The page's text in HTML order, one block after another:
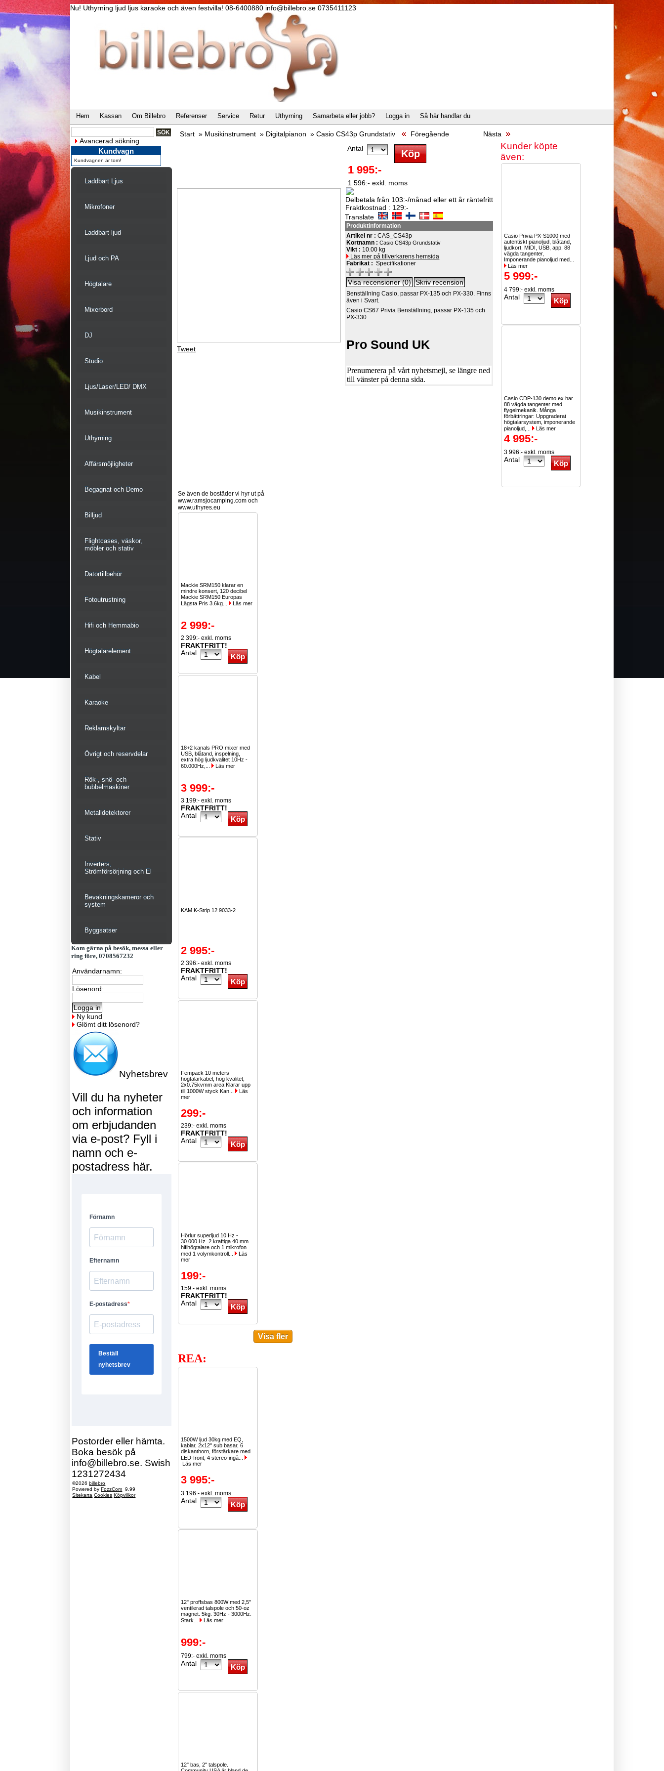
Nu! Uthyrning ljud ljus karaoke och även festvilla! 08-6400880 info@billebro.se 0735411123
Hem Kassan Om Billebro Referenser Service Retur Uthyrning Samarbeta eller jobb? Logga in Så här handlar du
Avancerad sökning
Kundvagn
Kundvagnen är tom!
Laddbart Ljus
Mikrofoner
Laddbart ljud
Ljud och PA
Högtalare
Mixerbord
DJ
Studio
Ljus/Laser/LED/ DMX
Musikinstrument
Uthyrning
Affärsmöjligheter
Begagnat och Demo
Billjud
Flightcases, väskor,
möbler och stativ
Datortillbehör
Fotoutrustning
Hifi och Hemmabio
Högtalarelement
Kabel
Karaoke
Reklamskyltar
Övrigt och reservdelar
Rök-, snö- och
bubbelmaskiner
Metalldetektorer
Stativ
Inverters,
Strömförsörjning och El
Bevakningskameror och
system
Byggsatser
Kom gärna på besök, messa eller
ring före, 0708567232
Användarnamn:
Lösenord:
Ny kund
Glömt ditt lösenord?
Nyhetsbrev
Vill du ha nyheter
och information
om erbjudanden
via e-post? Fyll i
namn och e-
postadress här.
Postorder eller hämta.
Boka besök på
info@billebro.se. Swish
1231272434
©2026billebro
Powered byFozzCom 9.99
Sitekarta Cookies Köpvillkor
Start » Musikinstrument » Digitalpianon »Casio CS43p Grundstativ Föregående Nästa
Tweet
Antal
1 995:-
1 596:- exkl. moms
Delbetala från 103:-/månad eller ett år räntefritt
Fraktkostnad : 129:-
Translate
Produktinformation
Artikel nr :CAS_CS43p
Kortnamn :Casio CS43p Grundstativ
Vikt : 10.00 kg
Läs mer på tillverkarens hemsida
Fabrikat : Specifikationer
Benställning Casio, passar PX-135 och PX-330. Finns
även i Svart.
Casio CS67 Privia Benställning, passar PX-135 och
PX-330
Pro Sound UK
Prenumerera på vårt nyhetsmejl, se längre ned
till vänster på denna sida.
Kunder köpte
även:
Casio Privia PX-S1000 med
autentiskt pianoljud, blåtand,
ljudkort, MIDI, USB, app, 88
vägda tangenter,
Imponerande pianoljud med...
Läs mer
5 999:-
4 799:- exkl. moms
Antal
Casio CDP-130 demo ex har
88 vägda tangenter med
flygelmekanik. Många
förbättringar: Uppgraderat
högtalarsystem, imponerande
pianoljud,...
Läs mer
4 995:-
3 996:- exkl. moms
Antal
Se även de bostäder vi hyr ut på
www.ramsjocamping.com och
www.uthyres.eu
Mackie SRM150 klarar en
mindre konsert, 120 decibel
Mackie SRM150 Europas
Lägsta Pris 3.6kg...
Läs mer
2 999:-
2 399:- exkl. moms
FRAKTFRITT!
Antal
18+2 kanals PRO mixer med
USB, blåtand, inspelning,
extra hög ljudkvalitet 10Hz -
60.000Hz,...
Läs mer
3 999:-
3 199:- exkl. moms
FRAKTFRITT!
Antal
KAM K-Strip 12 9033-2
2 995:-
2 396:- exkl. moms
FRAKTFRITT!
Antal
Fempack 10 meters
högtalarkabel, hög kvalitet,
2x0.75kvmm area Klarar upp
till 1000W styck Kan...
Läs
mer
299:-
239:- exkl. moms
FRAKTFRITT!
Antal
Hörlur superljud 10 Hz -
30.000 Hz. 2 kraftiga 40 mm
hifihögtalare och 1 mikrofon
med 1 volymkontroll...
Läs
mer
199:-
159:- exkl. moms
FRAKTFRITT!
Antal
REA:
1500W ljud 30kg med EQ,
kablar, 2x12" sub basar, 6
diskanthorn, förstärkare med
LED-front, 4 stereo-ingå...
Läs mer
3 995:-
3 196:- exkl. moms
Antal
12" proffsbas 800W med 2,5"
ventilerad talspole och 50-oz
magnet. 5kg. 30Hz - 3000Hz.
Stark...
Läs mer
999:-
799:- exkl. moms
Antal
12" bas, 2" talspole.